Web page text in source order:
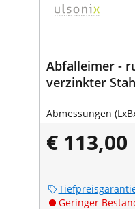
Abfalleimer -
verzinkter
Abmessungen
€ 113,00
Geringer